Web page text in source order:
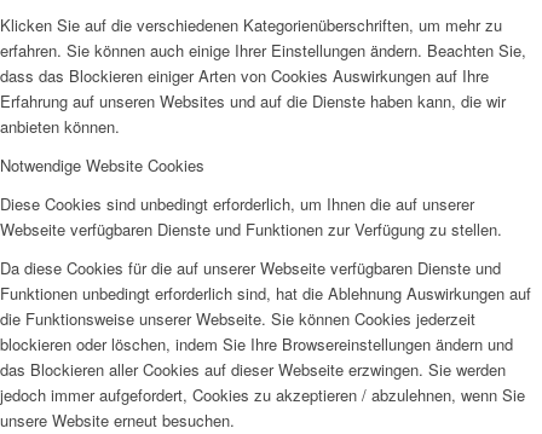
Klicken Sie auf die verschiedenen Kategorienüberschriften, um mehr zu
erfahren. Sie können auch einige Ihrer Einstellungen ändern. Beachten Sie,
dass das Blockieren einiger Arten von Cookies Auswirkungen auf Ihre
Erfahrung auf unseren Websites und auf die Dienste haben kann, die wir
anbieten können.
Notwendige Website Cookies
Diese Cookies sind unbedingt erforderlich, um Ihnen die auf unserer
Webseite verfügbaren Dienste und Funktionen zur Verfügung zu stellen.
Da diese Cookies für die auf unserer Webseite verfügbaren Dienste und
Funktionen unbedingt erforderlich sind, hat die Ablehnung Auswirkungen auf
die Funktionsweise unserer Webseite. Sie können Cookies jederzeit
blockieren oder löschen, indem Sie Ihre Browsereinstellungen ändern und
das Blockieren aller Cookies auf dieser Webseite erzwingen. Sie werden
jedoch immer aufgefordert, Cookies zu akzeptieren / abzulehnen, wenn Sie
unsere Website erneut besuchen.